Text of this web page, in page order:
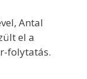
Antal
el a
folytatás.